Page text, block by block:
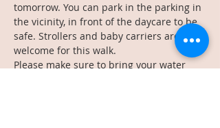
tomorrow. You can park in the parking in
the vicinity, in front of the daycare to be
safe. Strollers and baby carriers are all
welcome for this walk.
Please make sure to bring your water